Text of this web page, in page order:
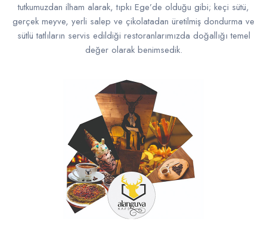
tutkumuzdan ilham alarak, tıpkı Ege’de olduğu gibi; keçi sütü,
gerçek meyve, yerli salep ve çikolatadan üretilmiş dondurma ve
sütlü tatlıların servis edildiği restoranlarımızda doğallığı temel
değer olarak benimsedik.